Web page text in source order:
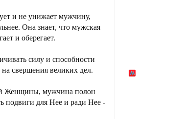
и не унижает мужчину,
Она знает, что мужская
и оберегает.
силу и способности
свершения великих дел.
Женщины, мужчина полон
подвиги для Нее и ради Нее -